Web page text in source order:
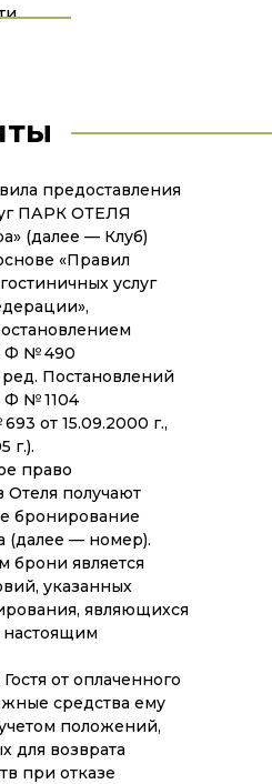
предоставления
ПАРК ОТЕЛЯ
(далее — Клуб)
«Правил
услуг
Ф № 490
ред. Постановлений
Ф № 1104
от 15.09.2000 г.,
г.).
право
получают
бронирование
(далее — номер).
является
указанных
являющихся
от оплаченного
средства ему
положений,
для возврата
при отказе